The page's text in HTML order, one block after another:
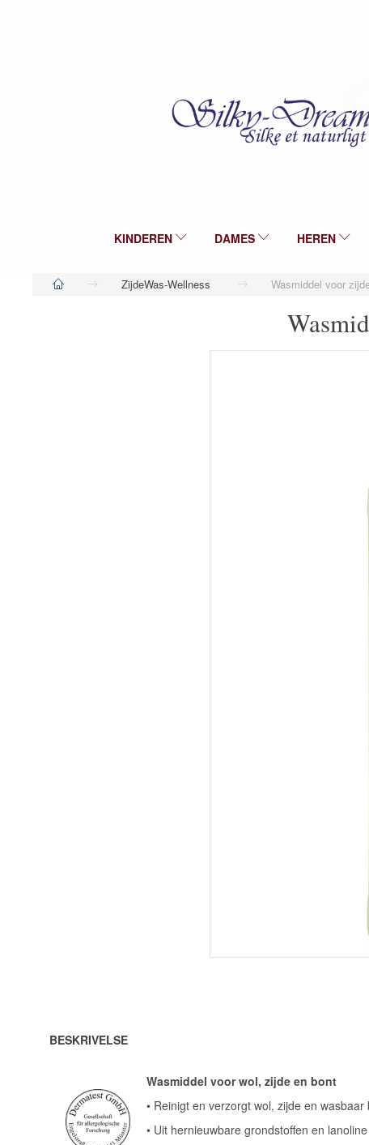
KINDEREN DAMES HEREN
ZijdeWas-Wellness Wasmiddel voor
BESKRIVELSE
Wasmiddel voor wol, zijde en bont
• Reinigt en verzorgt wol, zijde en wasbaar
• Uit hernieuwbare grondstoffen en lanoline